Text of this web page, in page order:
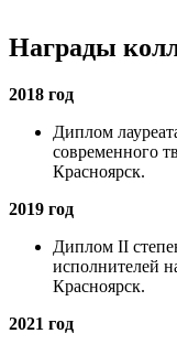
Награды
2018 год
Диплом
современного
Красноярск.
2019 год
Диплом II
исполнителей
Красноярск.
2021 год